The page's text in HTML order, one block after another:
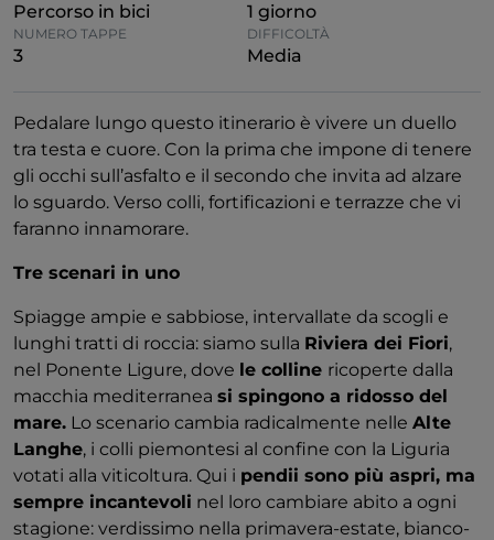
Percorso in bici 1 giorno
NUMERO TAPPE
3
DIFFICOLTÀ
Media
Pedalare lungo questo itinerario è vivere un duello
tra testa e cuore. Con la prima che impone di tenere
gli occhi sull’asfalto e il secondo che invita ad alzare
lo sguardo. Verso colli, fortificazioni e terrazze che vi
faranno innamorare.
Tre scenari in uno
Spiagge ampie e sabbiose, intervallate da scogli e
lunghi tratti di roccia: siamo sulla Riviera dei Fiori,
nel Ponente Ligure, dove le colline ricoperte dalla
macchia mediterranea si spingono a ridosso del
mare. Lo scenario cambia radicalmente nelle Alte
Langhe, i colli piemontesi al confine con la Liguria
votati alla viticoltura. Qui i pendii sono più aspri, ma
sempre incantevoli nel loro cambiare abito a ogni
stagione: verdissimo nella primavera-estate, bianco-